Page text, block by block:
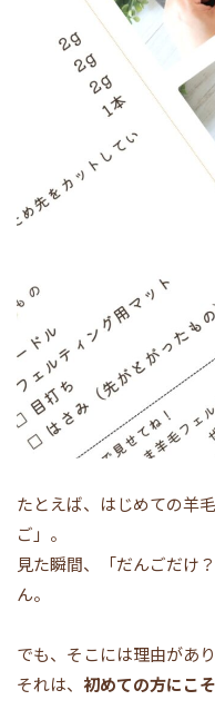
たとえば、はじめての羊
ご」。
見た瞬間、「だんごだけ
ん。
でも、そこには理由があり
それは、 初めての方にこ